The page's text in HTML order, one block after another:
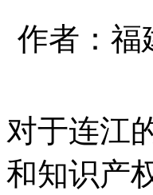
作者：福
对于连江
和知识产